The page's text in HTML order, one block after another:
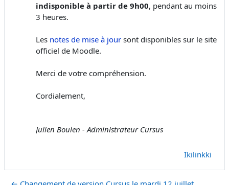
indisponible à partir de 9h00, pendant au moins
3 heures.
Les notes de mise à jour sont disponibles sur le site
officiel de Moodle.
Merci de votre compréhension.
Cordialement,
Julien Boulen - Administrateur Cursus
Ikilinkki